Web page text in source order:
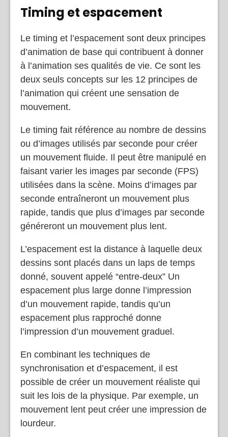
Timing et espacement
Le timing et l’espacement sont deux principes
d’animation de base qui contribuent à donner
à l’animation ses qualités de vie. Ce sont les
deux seuls concepts sur les 12 principes de
l’animation qui créent une sensation de
mouvement.
Le timing fait référence au nombre de dessins
ou d’images utilisés par seconde pour créer
un mouvement fluide. Il peut être manipulé en
faisant varier les images par seconde (FPS)
utilisées dans la scène. Moins d’images par
seconde entraîneront un mouvement plus
rapide, tandis que plus d’images par seconde
généreront un mouvement plus lent.
L’espacement est la distance à laquelle deux
dessins sont placés dans un laps de temps
donné, souvent appelé “entre-deux” Un
espacement plus large donne l’impression
d’un mouvement rapide, tandis qu’un
espacement plus rapproché donne
l’impression d’un mouvement graduel.
En combinant les techniques de
synchronisation et d’espacement, il est
possible de créer un mouvement réaliste qui
suit les lois de la physique. Par exemple, un
mouvement lent peut créer une impression de
lourdeur.